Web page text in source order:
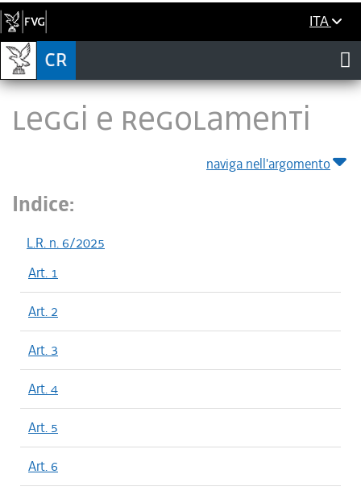
ITA
LEGGI E REGOLAMENTI
naviga nell'argomento
Indice:
L.R. n. 6/2025
Art. 1
Art. 2
Art. 3
Art. 4
Art. 5
Art. 6